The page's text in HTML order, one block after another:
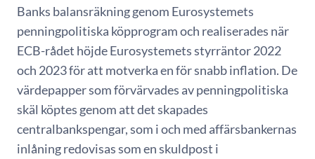
Banks balansräkning genom Eurosystemets
penningpolitiska köpprogram och realiserades när
ECB-rådet höjde Eurosystemets styrräntor 2022
och 2023 för att motverka en för snabb inflation. De
värdepapper som förvärvades av penningpolitiska
skäl köptes genom att det skapades
centralbankspengar, som i och med affärsbankernas
inlåning redovisas som en skuldpost i